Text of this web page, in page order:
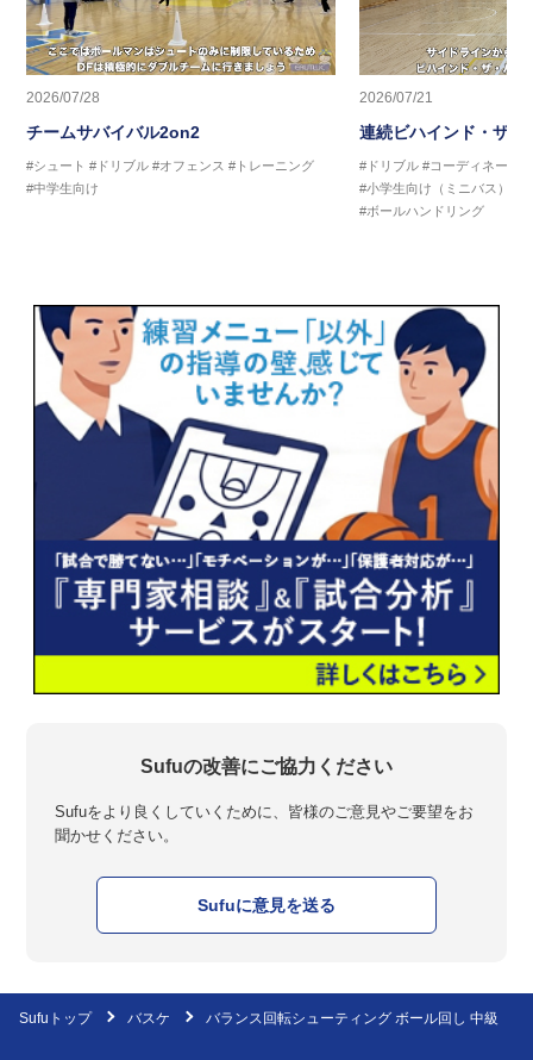
2026/07/28
チームサバイバル2on2
#シュート #ドリブル #オフェンス #トレーニング
#中学生向け
2026/07/21
連続ビハインド・ザ・
#ドリブル #コーディネーシ
#小学生向け（ミニバス）
#ボールハンドリング
Sufuの改善にご協力ください
Sufuをより良くしていくために、皆様のご意見やご要望をお
聞かせください。
Sufuに意見を送る
Sufuトップ バスケ バランス回転シューティング ボール回し 中級